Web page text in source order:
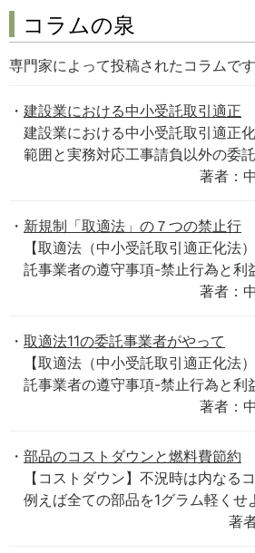
コラムの泉
専門家によって投稿されたコラムです
建設業における中小受託取引適正
建設業における中小受託取引適正
範囲と実務対応工事請負以外の委
著者：
新規制「取適法」の７つの禁止行
【取適法（中小受託取引適正化法
託事業者の遵守事項-禁止行為と利
著者：
取適法11の委託事業者がやって
【取適法（中小受託取引適正化法
託事業者の遵守事項-禁止行為と利
著者：
部品のコストダウンと燃料費節約
【コストダウン】不況時は内なる
例えば全ての部品を1グラム軽くせ
著